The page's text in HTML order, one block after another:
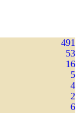
491
53
16
5
4
2
6